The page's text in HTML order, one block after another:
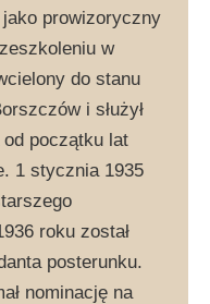
prowizoryczny
w
do stanu
i służył
początku lat
1 stycznia 1935
roku został
posterunku.
nominację na